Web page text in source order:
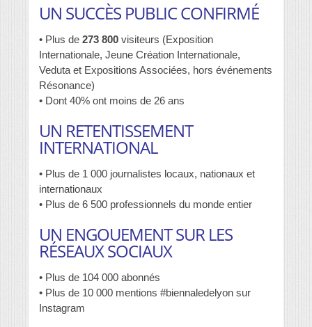
UN SUCCÈS PUBLIC CONFIRMÉ
• Plus de 273 800 visiteurs (Exposition
Internationale, Jeune Création Internationale,
Veduta et Expositions Associées, hors événements
Résonance)
• Dont 40% ont moins de 26 ans
UN RETENTISSEMENT
INTERNATIONAL
• Plus de 1 000 journalistes locaux, nationaux et
internationaux
• Plus de 6 500 professionnels du monde entier
UN ENGOUEMENT SUR LES
RÉSEAUX SOCIAUX
• Plus de 104 000 abonnés
• Plus de 10 000 mentions #biennaledelyon sur
Instagram